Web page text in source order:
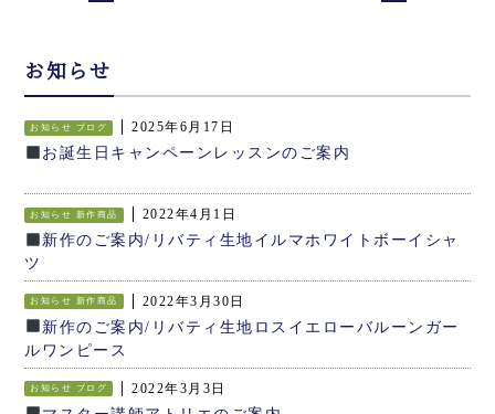
お知らせ
お知らせ ブログ 2025年6月17日
お誕生日キャンペーンレッスンのご案内
お知らせ 新作商品 2022年4月1日
新作のご案内/リバティ生地イルマホワイトボーイシャ
ツ
お知らせ 新作商品 2022年3月30日
新作のご案内/リバティ生地ロスイエローバルーンガー
ルワンピース
お知らせ ブログ 2022年3月3日